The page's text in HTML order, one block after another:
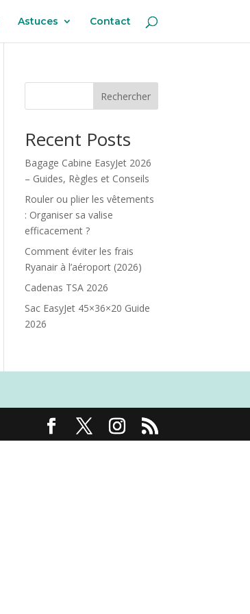
Astuces Contact
Rechercher
Recent Posts
Bagage Cabine EasyJet 2026
– Guides, Règles et Conseils
Rouler ou plier les vêtements
: Organiser sa valise
efficacement ?
Comment éviter les frais
Ryanair à l’aéroport (2026)
Cadenas TSA 2026
Sac EasyJet 45×36×20 Guide
2026